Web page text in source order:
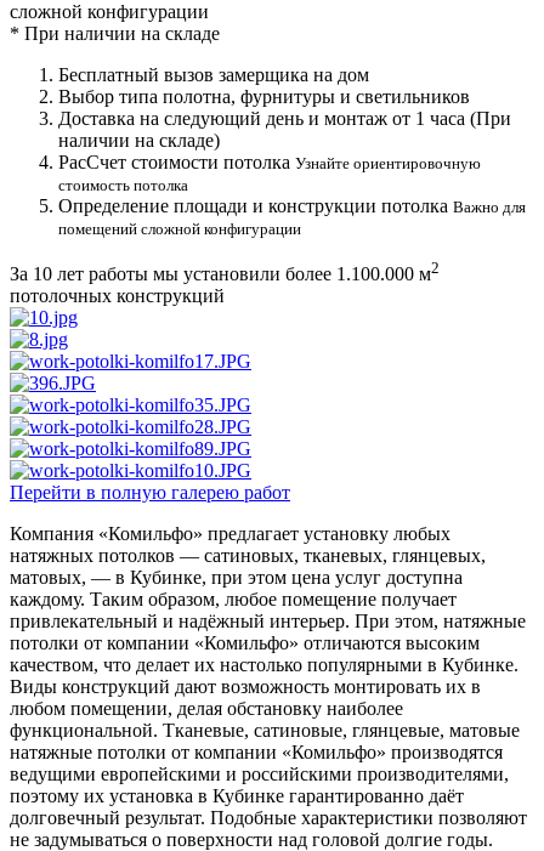
сложной конфигурации
* При наличии на складе
Бесплатный вызов замерщика на дом
Выбор типа полотна, фурнитуры и светильников
Доставка на следующий день и монтаж от 1 часа (При
наличии на складе)
РасСчет стоимости потолка Узнайте ориентировочную
стоимость потолка
Определение площади и конструкции потолка Важно для
помещений сложной конфигурации
За 10 лет работы мы установили более 1.100.000 м2
потолочных конструкций
Перейти в полную галерею работ
Компания «Комильфо» предлагает установку любых
натяжных потолков — сатиновых, тканевых, глянцевых,
матовых, — в Кубинке, при этом цена услуг доступна
каждому. Таким образом, любое помещение получает
привлекательный и надёжный интерьер. При этом, натяжные
потолки от компании «Комильфо» отличаются высоким
качеством, что делает их настолько популярными в Кубинке.
Виды конструкций дают возможность монтировать их в
любом помещении, делая обстановку наиболее
функциональной. Тканевые, сатиновые, глянцевые, матовые
натяжные потолки от компании «Комильфо» производятся
ведущими европейскими и российскими производителями,
поэтому их установка в Кубинке гарантированно даёт
долговечный результат. Подобные характеристики позволяют
не задумываться о поверхности над головой долгие годы.